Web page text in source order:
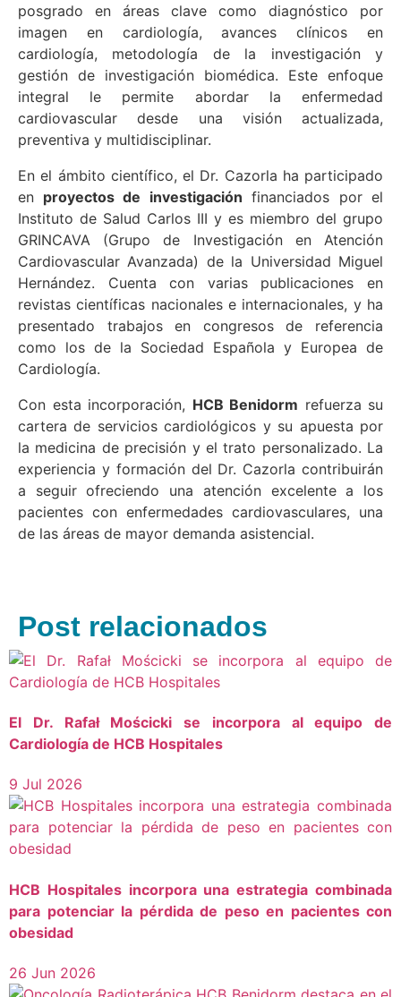
posgrado en áreas clave como diagnóstico por
imagen en cardiología, avances clínicos en
cardiología, metodología de la investigación y
gestión de investigación biomédica. Este enfoque
integral le permite abordar la enfermedad
cardiovascular desde una visión actualizada,
preventiva y multidisciplinar.
En el ámbito científico, el Dr. Cazorla ha participado
en proyectos de investigación financiados por el
Instituto de Salud Carlos III y es miembro del grupo
GRINCAVA (Grupo de Investigación en Atención
Cardiovascular Avanzada) de la Universidad Miguel
Hernández. Cuenta con varias publicaciones en
revistas científicas nacionales e internacionales, y ha
presentado trabajos en congresos de referencia
como los de la Sociedad Española y Europea de
Cardiología.
Con esta incorporación, HCB Benidorm refuerza su
cartera de servicios cardiológicos y su apuesta por
la medicina de precisión y el trato personalizado. La
experiencia y formación del Dr. Cazorla contribuirán
a seguir ofreciendo una atención excelente a los
pacientes con enfermedades cardiovasculares, una
de las áreas de mayor demanda asistencial.
Post relacionados
El Dr. Rafał Mościcki se incorpora al equipo de
Cardiología de HCB Hospitales
9 Jul 2026
HCB Hospitales incorpora una estrategia combinada
para potenciar la pérdida de peso en pacientes con
obesidad
26 Jun 2026